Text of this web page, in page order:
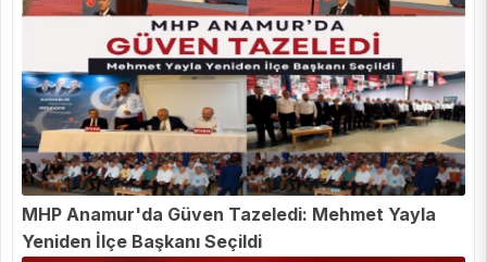
MHP Anamur'da Güven Tazeledi: Mehmet Yayla
Yeniden İlçe Başkanı Seçildi